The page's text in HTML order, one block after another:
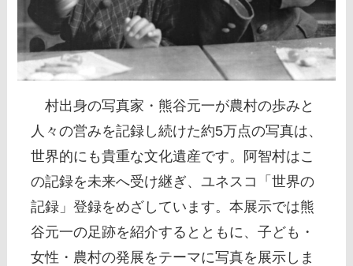
村出身の写真家・熊谷元一が農村の歩みと
人々の営みを記録し続けた約5万点の写真は、
世界的にも貴重な文化遺産です。阿智村はこ
の記録を未来へ受け継ぎ、ユネスコ「世界の
記録」登録をめざしています。本展示では熊
谷元一の足跡を紹介するとともに、子ども・
女性・農村の発展をテーマに写真を展示しま